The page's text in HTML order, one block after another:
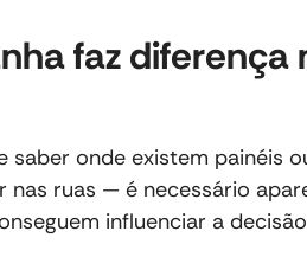
faz diferença
saber onde existem painéis
nas ruas — é necessário
influenciar a